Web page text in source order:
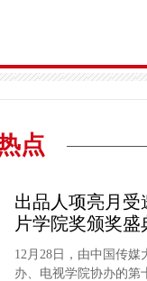
点
出品人项亮月
片学院奖颁奖盛
12月28日，由中国传
办、电视学院协办的